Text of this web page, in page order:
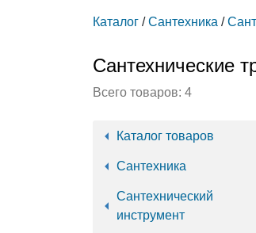
Каталог / Сантехника /
Сантехнические
Всего товаров: 4
Каталог товаров
Сантехника
Сантехнический
инструмент